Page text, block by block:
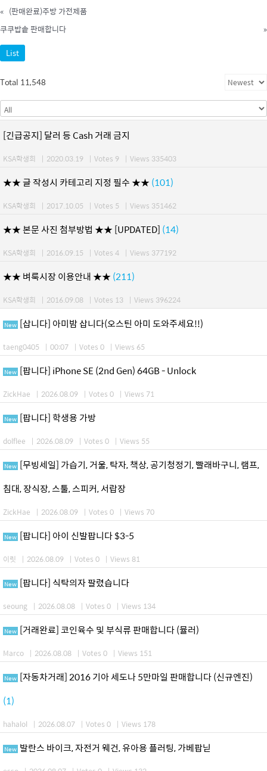
« (판매완료)주방 가전제품
쿠쿠밥솥 판매합니다
»
List
Total 11,548
[긴급공지] 달러 등 Cash 거래 금지
KSA학생회 | 2020.03.19 | Votes 9 | Views 335403
★★ 글 작성시 카테고리 지정 필수 ★★ (101)
KSA학생회 | 2017.10.05 | Votes 5 | Views 351462
★★ 본문 사진 첨부방법 ★★ [UPDATED] (14)
KSA학생회 | 2016.09.15 | Votes 4 | Views 377192
★★ 벼룩시장 이용안내 ★★ (211)
KSA학생회 | 2016.09.08 | Votes 13 | Views 396224
New [삽니다] 아미밤 삽니다(오스틴 아미 도와주세요!!)
taeng0405 | 00:07 | Votes 0 | Views 65
New [팝니다] iPhone SE (2nd Gen) 64GB - Unlock
ZickHae | 2026.08.09 | Votes 0 | Views 71
New [팝니다] 학생용 가방
dolflee | 2026.08.09 | Votes 0 | Views 55
New [무빙세일] 가습기, 거울, 탁자, 책상, 공기청정기, 빨래바구니, 램프,
침대, 장식장, 스툴, 스피커, 서랍장
ZickHae | 2026.08.09 | Votes 0 | Views 70
New [팝니다] 아이 신발팝니다 $3-5
이릿 | 2026.08.09 | Votes 0 | Views 81
New [팝니다] 식탁의자 팔렸습니다
seoung | 2026.08.08 | Votes 0 | Views 134
New [거래완료] 코인육수 및 부식류 판매합니다 (뮬러)
Marco | 2026.08.08 | Votes 0 | Views 151
New [자동차거래] 2016 기아 세도나 5만마일 판매합니다 (신규엔진)
(1)
hahalol | 2026.08.07 | Votes 0 | Views 178
New 발란스 바이크, 자전거 웨건, 유아용 플러팅, 가베팝닏